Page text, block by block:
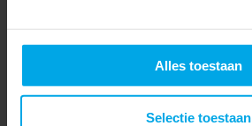
Alles toestaan
Selectie toestaan
Downloads
Klemko - Aansluittechniek - Catalogus